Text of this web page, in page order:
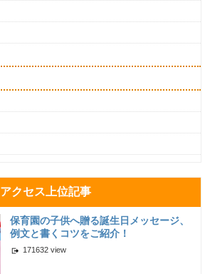
アクセス上位記事
保育園の子供へ贈る誕生日メッセージ、
例文と書くコツをご紹介！
171632 view